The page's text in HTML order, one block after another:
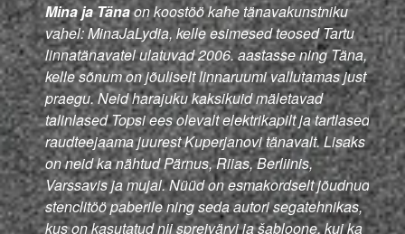
Mina ja Tänaon koostöö kahe tänavakunstniku
vahel: MinaJaLydia, kelle esimesed teosed Tartu
linnatänavatel ulatuvad 2006. aastasse ning Täna,
kelle sõnum on jõuliselt linnaruumi vallutamas just
praegu. Neid harajuku kaksikuid mäletavad
talinlased Topsi ees olevalt elektrikapilt ja tartlased
raudteejaama juurest Kuperjanovi tänavalt. Lisaks
on neid ka nähtud Pärnus, Riias, Berliinis,
Varssavis ja mujal. Nüüd on esmakordselt jõudnud
stenclitöö paberile ning seda autori segatehnikas,
kus on kasutatud nii spreivärvi ja šabloone, kui ka